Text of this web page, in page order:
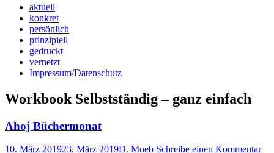
Zum
Inhalt
springen
aktuell
konkret
persönlich
prinzipiell
gedruckt
vernetzt
Impressum/Datenschutz
Workbook Selbstständig – ganz einfach
Ahoj Büchermonat
10. März 201923. März 2019D. Moeb Schreibe einen Kommentar